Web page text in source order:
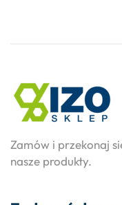
Zamów i przekonaj
nasze produkty.